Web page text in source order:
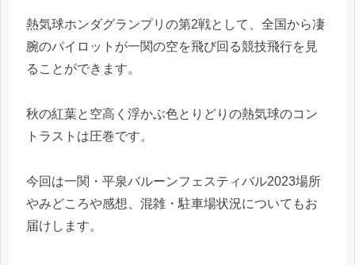
熱気球ホンダグランプリの第2戦として、全国から凄
腕のパイロットが一関の空を飛び回る競技飛行を見
ることができます。
秋の紅葉と空高く浮かぶ色とりどりの熱気球のコン
トラストは圧巻です。
今回は一関・平泉バルーンフェスティバル2023場所
やみどころや感想、混雑・駐車場状況についてもお
届けします。